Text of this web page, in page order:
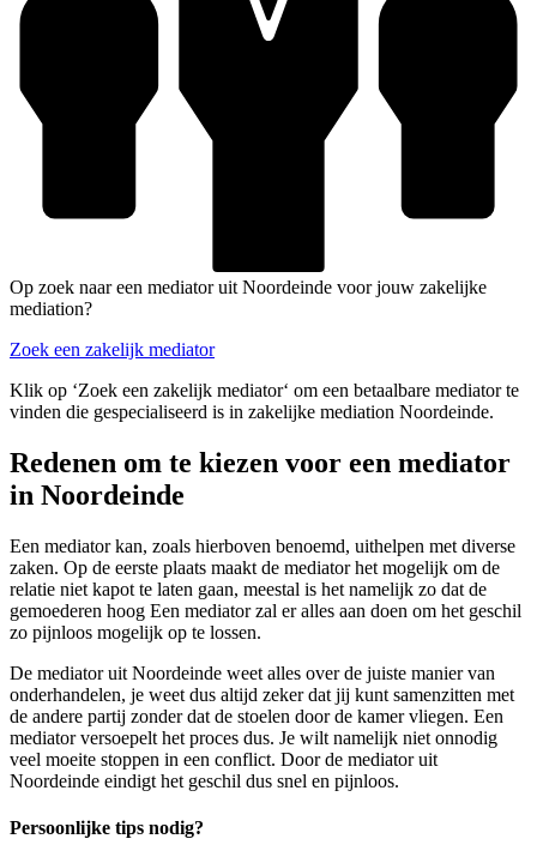
Op zoek naar een mediator uit Noordeinde voor jouw zakelijke
mediation?
Zoek een zakelijk mediator
Klik op ‘Zoek een zakelijk mediator‘ om een betaalbare mediator te
vinden die gespecialiseerd is in zakelijke mediation Noordeinde.
Redenen om te kiezen voor een mediator
in Noordeinde
Een mediator kan, zoals hierboven benoemd, uithelpen met diverse
zaken. Op de eerste plaats maakt de mediator het mogelijk om de
relatie niet kapot te laten gaan, meestal is het namelijk zo dat de
gemoederen hoog Een mediator zal er alles aan doen om het geschil
zo pijnloos mogelijk op te lossen.
De mediator uit Noordeinde weet alles over de juiste manier van
onderhandelen, je weet dus altijd zeker dat jij kunt samenzitten met
de andere partij zonder dat de stoelen door de kamer vliegen. Een
mediator versoepelt het proces dus. Je wilt namelijk niet onnodig
veel moeite stoppen in een conflict. Door de mediator uit
Noordeinde eindigt het geschil dus snel en pijnloos.
Persoonlijke tips nodig?